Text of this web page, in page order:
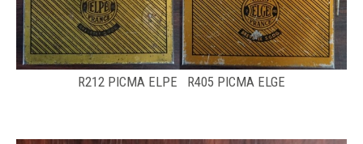
R212 PICMA ELPE R405 PICMA ELGE